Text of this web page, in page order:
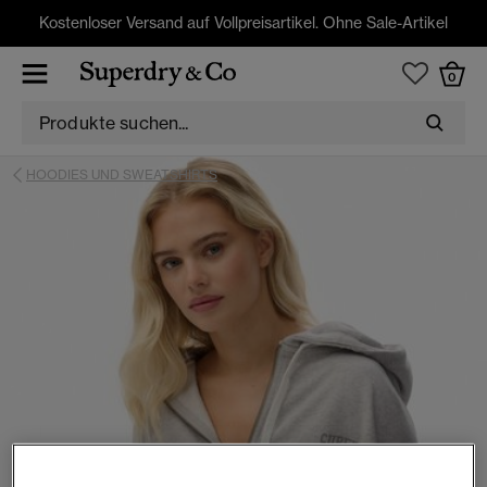
Kostenloser Versand auf Vollpreisartikel. Ohne Sale-Artikel
0
HOODIES UND SWEATSHIRTS